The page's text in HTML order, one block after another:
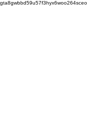
gta8gwbbd59u57f3hyx6woo264sceo